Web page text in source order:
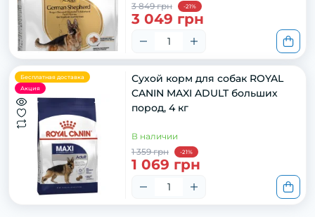
3 849 грн
-21%
3 049 грн
Бесплатная доставка
Акция
Сухой корм для собак ROYAL
CANIN MAXI ADULT больших
пород, 4 кг
В наличии
1 359 грн
-21%
1 069 грн